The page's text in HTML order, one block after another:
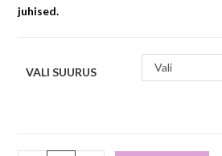
juhised.
VALI SUURUS Vali